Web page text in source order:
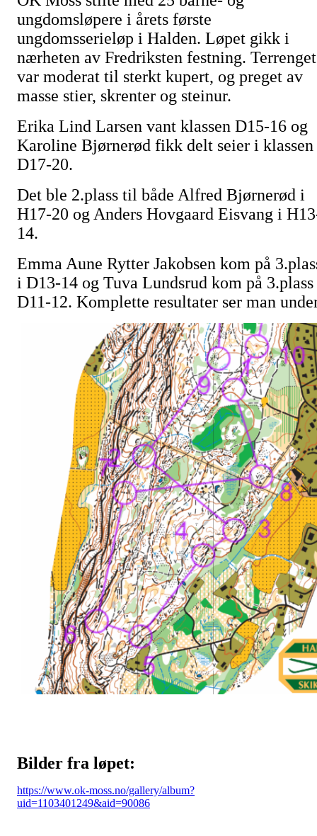
ungdomsløpere i årets første
ungdomsserieløp i Halden. Løpet gikk i
nærheten av Fredriksten festning. Terrenget
var moderat til sterkt kupert, og preget av
masse stier, skrenter og steinur.
Erika Lind Larsen vant klassen D15-16 og
Karoline Bjørnerød fikk delt seier i klassen
D17-20.
Det ble 2.plass til både Alfred Bjørnerød i
H17-20 og Anders Hovgaard Eisvang i
14.
Emma Aune Rytter Jakobsen kom på
i D13-14 og Tuva Lundsrud kom på
D11-12. Komplette resultater ser man
Bilder fra løpet:
https://www.ok-moss.no/gallery/album?
uid=1103401249&aid=90086